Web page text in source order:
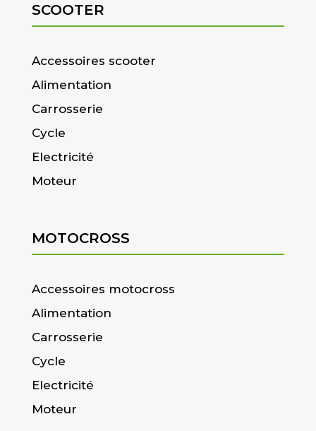
SCOOTER
Accessoires scooter
Alimentation
Carrosserie
Cycle
Electricité
Moteur
MOTOCROSS
Accessoires motocross
Alimentation
Carrosserie
Cycle
Electricité
Moteur